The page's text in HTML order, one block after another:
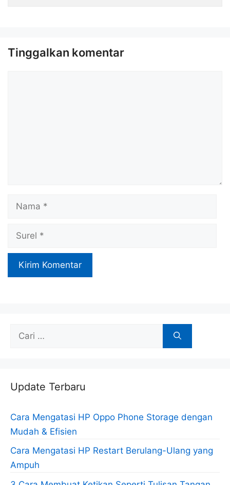
Tinggalkan komentar
Nama
Surel
Cari
Update Terbaru
Cara Mengatasi HP Oppo Phone Storage dengan
Mudah & Efisien
Cara Mengatasi HP Restart Berulang-Ulang yang
Ampuh